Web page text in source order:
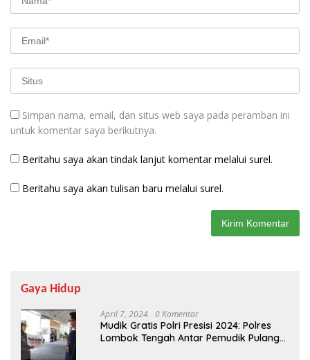
Simpan nama, email, dan situs web saya pada peramban ini
untuk komentar saya berikutnya.
Beritahu saya akan tindak lanjut komentar melalui surel.
Beritahu saya akan tulisan baru melalui surel.
Gaya Hidup
April 7, 2024 0 Komentar
Mudik Gratis Polri Presisi 2024: Polres
Lombok Tengah Antar Pemudik Pulang